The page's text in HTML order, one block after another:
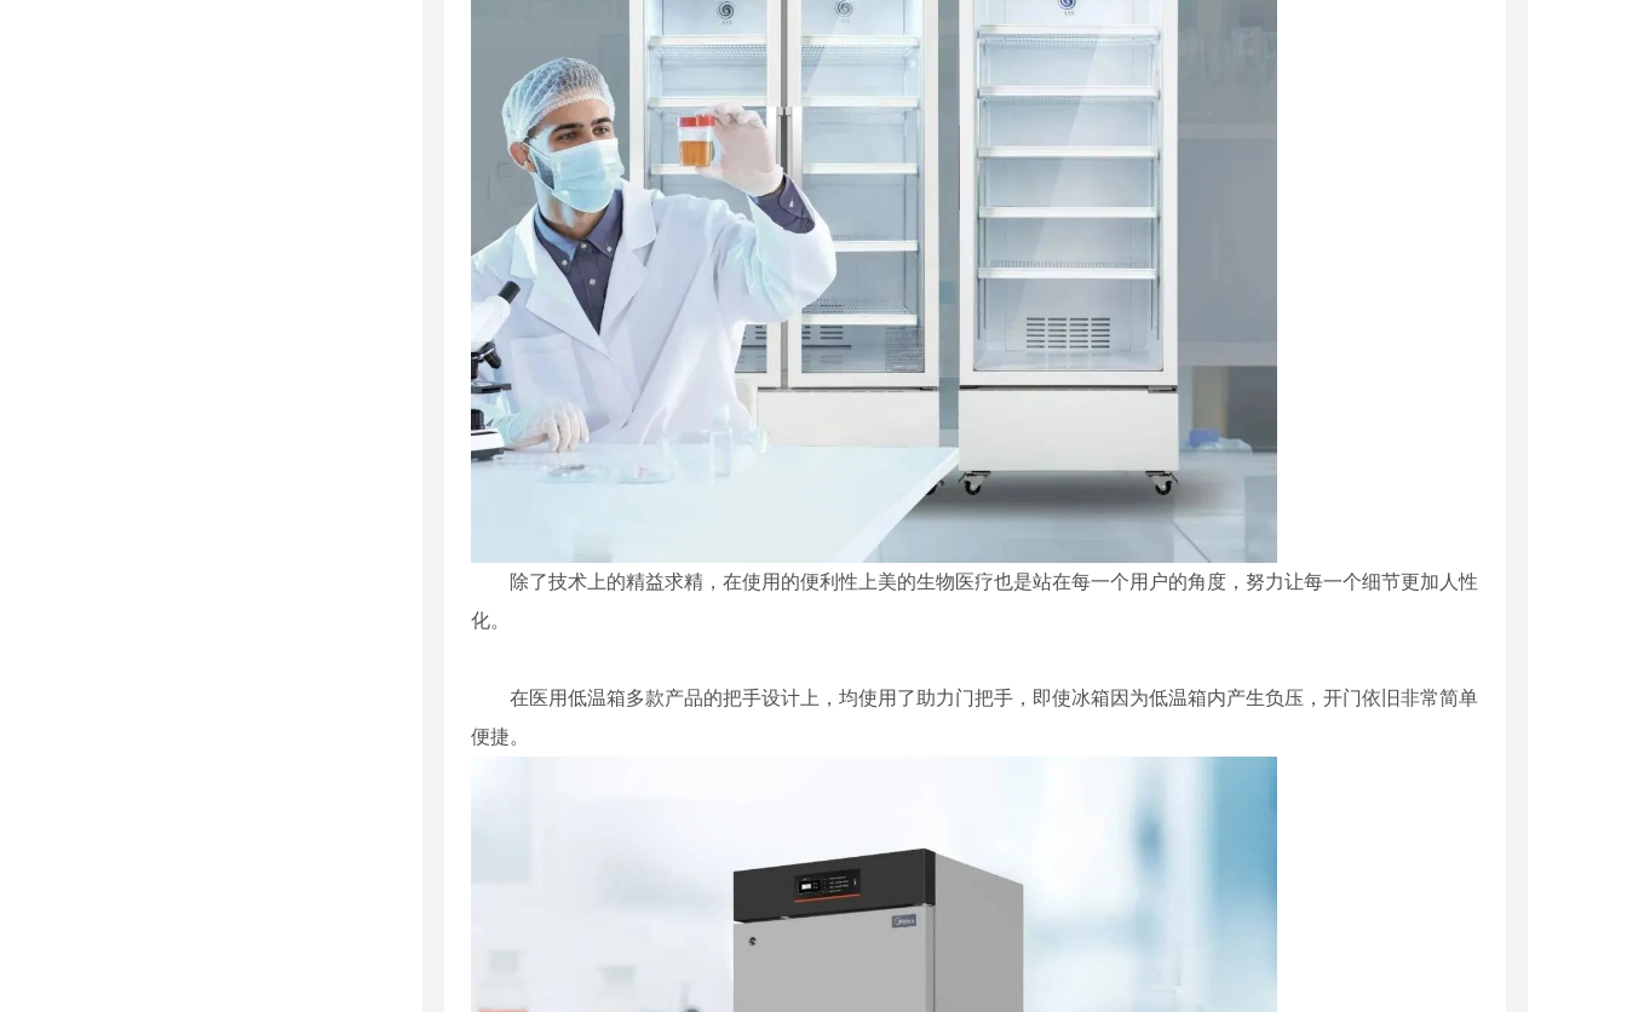
除了技术上的精益求精，在使用的便利性上美的生物医疗也是站在每一个用户的角度，努力让每一个细节更加人性
化。
在医用低温箱多款产品的把手设计上，均使用了助力门把手，即使冰箱因为低温箱内产生负压，开门依旧非常简单
便捷。